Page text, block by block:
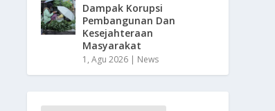
Dampak Korupsi
Pembangunan Dan
Kesejahteraan
Masyarakat
1, Agu 2026 | News